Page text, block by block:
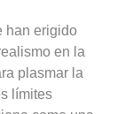
han erigido
en la
plasmar la
límites